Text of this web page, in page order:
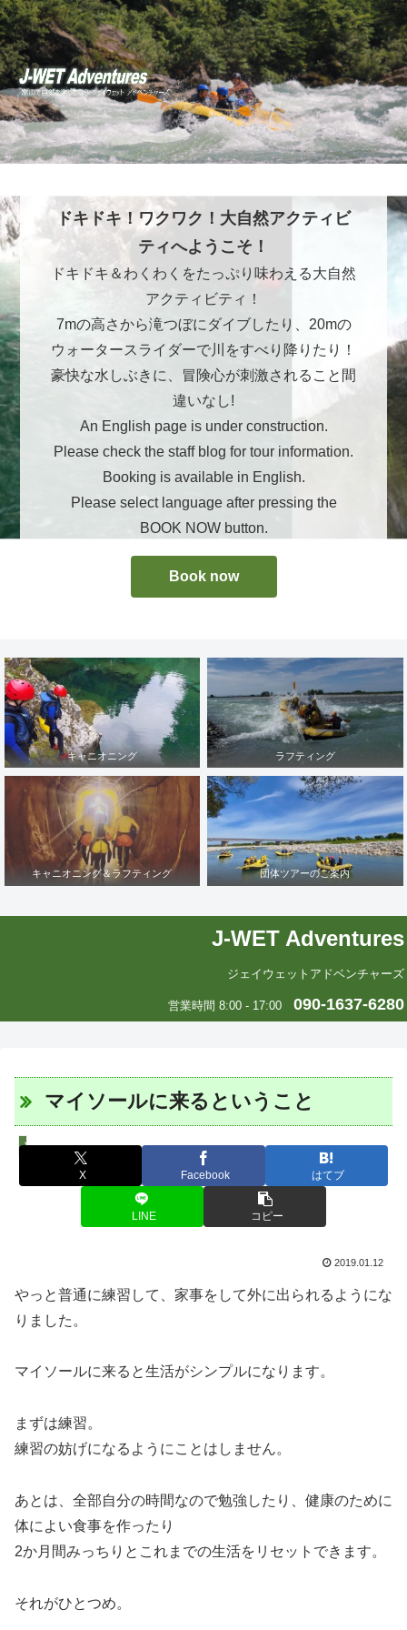
ドキドキ！ワクワク！大自然アクティビ
ティへようこそ！
ドキドキ＆わくわくをたっぷり味わえる大自然
アクティビティ！
7mの高さから滝つぼにダイブしたり、20mの
ウォータースライダーで川をすべり降りたり！
豪快な水しぶきに、冒険心が刺激されること間
違いなし!
An English page is under construction.
Please check the staff blog for tour information.
Booking is available in English.
Please select language after pressing the
BOOK NOW button.
Book now
キャニオニング ラフティング
キャニオニング＆ラフティング 団体ツアーのご案内
J-WET Adventures
ジェイウェットアドベンチャーズ
営業時間 8:00 - 17:00 090-1637-6280
マイソールに来るということ
J-WETインド支部～ヨガのこころ～
X Facebook はてブ
LINE コピー
2019.01.12
やっと普通に練習して、家事をして外に出られるようにな
りました。
マイソールに来ると生活がシンプルになります。
まずは練習。
練習の妨げになるようにことはしません。
あとは、全部自分の時間なので勉強したり、健康のために
体によい食事を作ったり
2か月間みっちりとこれまでの生活をリセットできます。
それがひとつめ。